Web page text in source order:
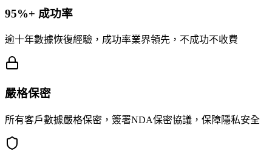
95%+ 成功率
逾十年數據恢復經驗，成功率業界領先，不成功不收費
嚴格保密
所有客戶數據嚴格保密，簽署NDA保密協議，保障隱私安全